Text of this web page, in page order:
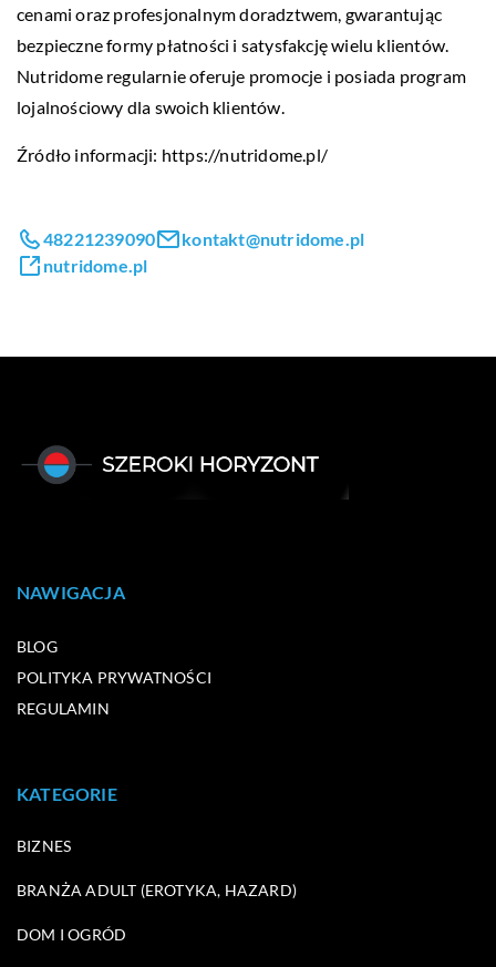
cenami oraz profesjonalnym doradztwem, gwarantując
bezpieczne formy płatności i satysfakcję wielu klientów.
Nutridome regularnie oferuje promocje i posiada program
lojalnościowy dla swoich klientów.
Źródło informacji: https://nutridome.pl/
48221239090
kontakt@nutridome.pl
nutridome.pl
NAWIGACJA
BLOG
POLITYKA PRYWATNOŚCI
REGULAMIN
KATEGORIE
BIZNES
BRANŻA ADULT (EROTYKA, HAZARD)
DOM I OGRÓD